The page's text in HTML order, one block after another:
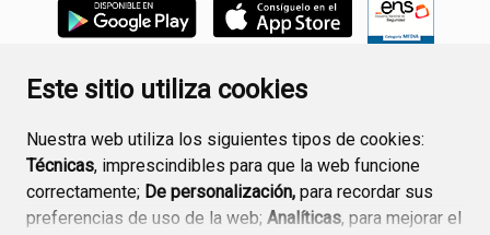
Este sitio utiliza cookies
Nuestra web utiliza los siguientes tipos de cookies:
Técnicas, imprescindibles para que la web funcione
correctamente; De personalización, para recordar sus
preferencias de uso de la web; Analíticas, para mejorar el